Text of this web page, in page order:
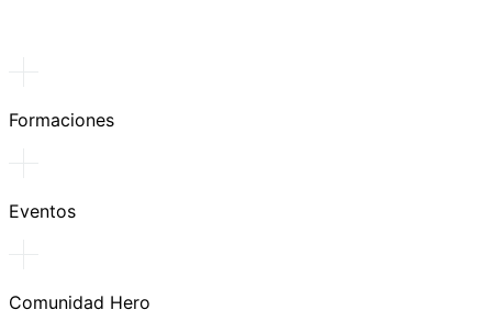
Formaciones
Eventos
Comunidad Hero